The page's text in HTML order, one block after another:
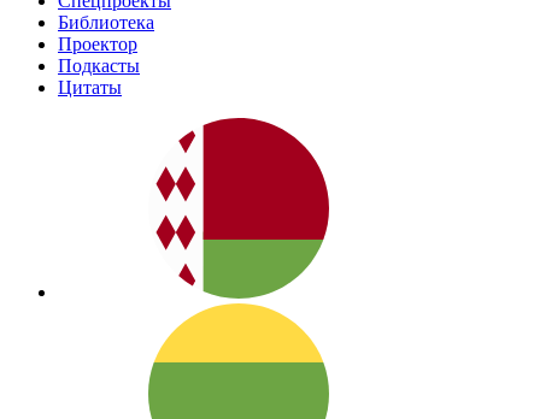
Библиотека
Проектор
Подкасты
Цитаты